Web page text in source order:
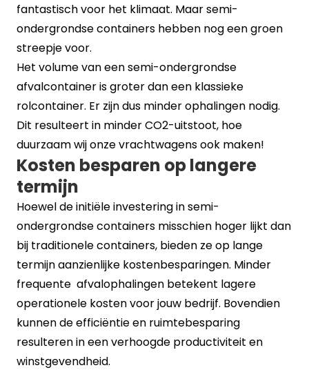
fantastisch voor het klimaat. Maar semi-
ondergrondse containers hebben nog een groen
streepje voor.
Het volume van een semi-ondergrondse
afvalcontainer is groter dan een klassieke
rolcontainer. Er zijn dus minder ophalingen nodig.
Dit resulteert in minder CO2-uitstoot, hoe
duurzaam wij onze vrachtwagens ook maken!
Kosten besparen op langere
termijn
Hoewel de initiële investering in semi-
ondergrondse containers misschien hoger lijkt dan
bij traditionele containers, bieden ze op lange
termijn aanzienlijke kostenbesparingen. Minder
frequente afvalophalingen betekent lagere
operationele kosten voor jouw bedrijf. Bovendien
kunnen de efficiëntie en ruimtebesparing
resulteren in een verhoogde productiviteit en
winstgevendheid.